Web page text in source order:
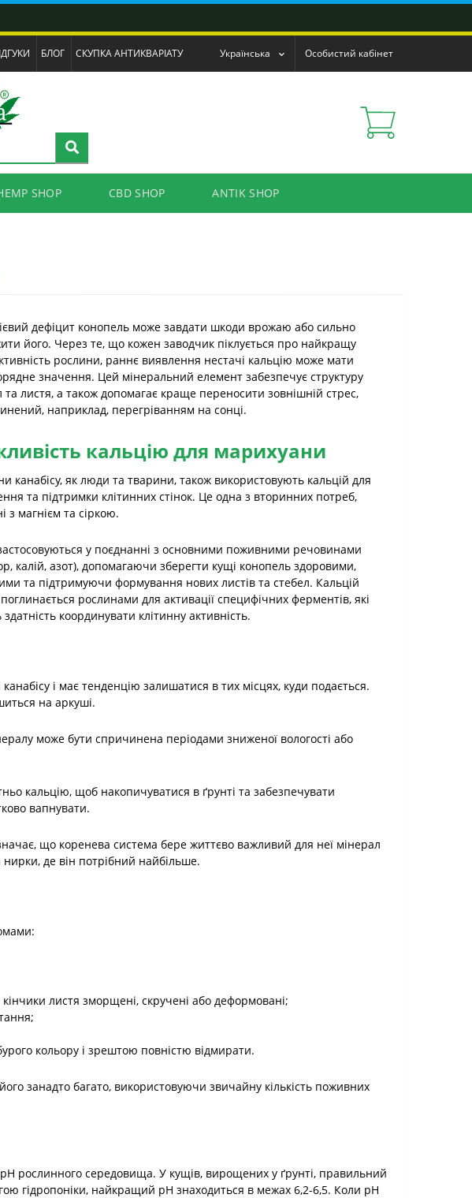
БЛОГ СКУПКА АНТИКВАРІАТУ Українська Особистий кабінет
SHOP CBD SHOP ANTIK SHOP
дефіцит конопель може завдати шкоди врожаю або сильно
його. Через те, що кожен заводчик піклується про найкращу
рослини, раннє виявлення нестачі кальцію може мати
значення. Цей мінеральний елемент забезпечує структуру
та листя, а також допомагає краще переносити зовнішній стрес,
наприклад, перегріванням на сонці.
кальцію для марихуани
канабісу, як люди та тварини, також використовують кальцій для
та підтримки клітинних стінок. Це одна з вторинних потреб,
з магнієм та сіркою.
у поєднанні з основними поживними речовинами
калій, азот), допомагаючи зберегти кущі конопель здоровими,
та підтримуючи формування нових листів та стебел. Кальцій
рослинами для активації специфічних ферментів, які
координувати клітинну активність.
і має тенденцію залишатися в тих місцях, куди подається.
на аркуші.
може бути спричинена періодами зниженої вологості або
кальцію, щоб накопичуватися в ґрунті та забезпечувати
вапнувати.
що коренева система бере життєво важливий для неї мінерал
нирки, де він потрібний найбільше.
листя зморщені, скручені або деформовані;
кольору і зрештою повністю відмирати.
занадто багато, використовуючи звичайну кількість поживних
рослинного середовища. У кущів, вирощених у ґрунті, правильний
гідропоніки, найкращий pH знаходиться в межах 6,2-6,5. Коли pH